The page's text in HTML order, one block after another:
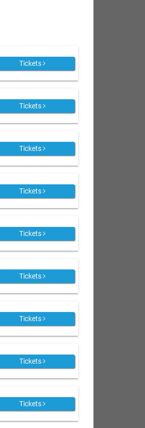
Tickets
Tickets
Tickets
Tickets
Tickets
Tickets
Tickets
Tickets
Tickets